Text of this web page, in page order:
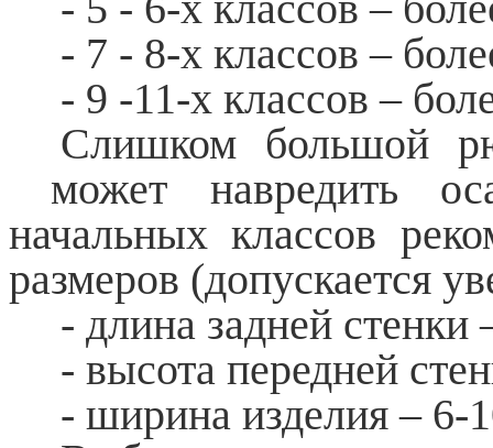
- 7 - 8-х классов –
- 9 -11-х классов –
Слишком большой
может навредить
начальных классов
размеров (допускается
- длина задней стенки
- высота передней
- ширина изделия – 6-